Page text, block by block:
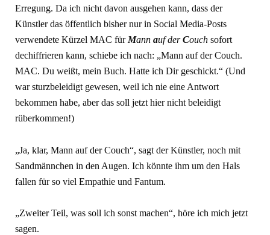
Erregung. Da ich nicht davon ausgehen kann, dass der
Künstler das öffentlich bisher nur in Social Media-Posts
verwendete Kürzel MAC fürMannauf derCouch sofort
dechiffrieren kann, schiebe ich nach: „Mann auf der Couch.
MAC. Du weißt, mein Buch. Hatte ich Dir geschickt.“ (Und
war sturzbeleidigt gewesen, weil ich nie eine Antwort
bekommen habe, aber das soll jetzt hier nicht beleidigt
rüberkommen!)
„Ja, klar, Mann auf der Couch“, sagt der Künstler, noch mit
Sandmännchen in den Augen. Ich könnte ihm um den Hals
fallen für so viel Empathie und Fantum.
„Zweiter Teil, was soll ich sonst machen“, höre ich mich jetzt
sagen.